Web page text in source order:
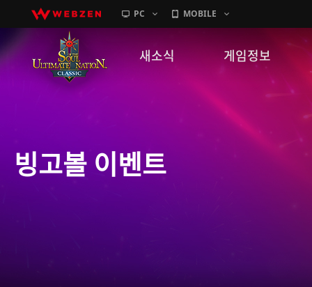
PC MOBILE
새소식
GM노트
게임정보
캐릭터소개
빙고볼 이벤트